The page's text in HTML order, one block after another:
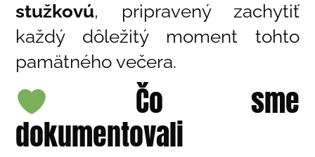
stužkovú, pripravený zachytiť
každý dôležitý moment tohto
pamätného večera.
Čo sme
dokumentovali